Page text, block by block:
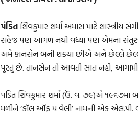
પંડિત શિવકુમાર શર્મા અમારા માટે શાસ્ત્રીય
સહેજ પણ આગળ નથી વધ્યા પણ એમના
અમે કાનસેન બની શક્યા છીએ અને છેલ્લે છેલ્લે
પૂરતું છે. તાનસેન તો આવતી સાત નહીં,
પંડિત શિવકુમાર શર્મા (ઉં. વ. ૭૯)એ ૧૯૬૭માં
મળીને ‘કૉલ ઑફ ધ વેલી’ નામની એક એલ.પી.